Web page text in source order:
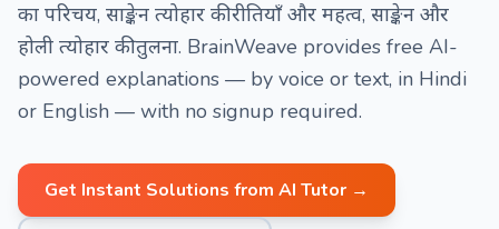
का परिचय, साङ्केन त्योहार की रीतियाँ और महत्व, साङ्केन और
होली त्योहार की तुलना. BrainWeave provides free AI-
powered explanations — by voice or text, in Hindi
or English — with no signup required.
Get Instant Solutions from AI Tutor →